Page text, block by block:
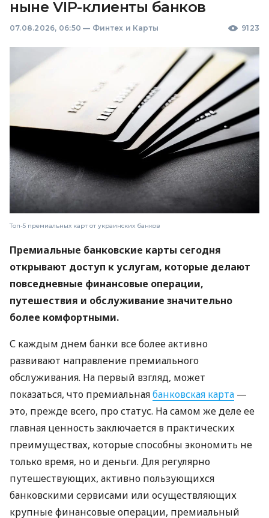
ныне VIP-клиенты банков
07.08.2026, 06:50 — Финтех и Карты 9123
Топ-5 премиальных карт от украинских банков
Премиальные банковские карты сегодня
открывают доступ к услугам, которые делают
повседневные финансовые операции,
путешествия и обслуживание значительно
более комфортными.
С каждым днем ​​банки все более активно
развивают направление премиального
обслуживания. На первый взгляд, может
показаться, что премиальнаябанковская карта —
это, прежде всего, про статус. На самом же деле ее
главная ценность заключается в практических
преимуществах, которые способны экономить не
только время, но и деньги. Для регулярно
путешествующих, активно пользующихся
банковскими сервисами или осуществляющих
крупные финансовые операции, премиальный